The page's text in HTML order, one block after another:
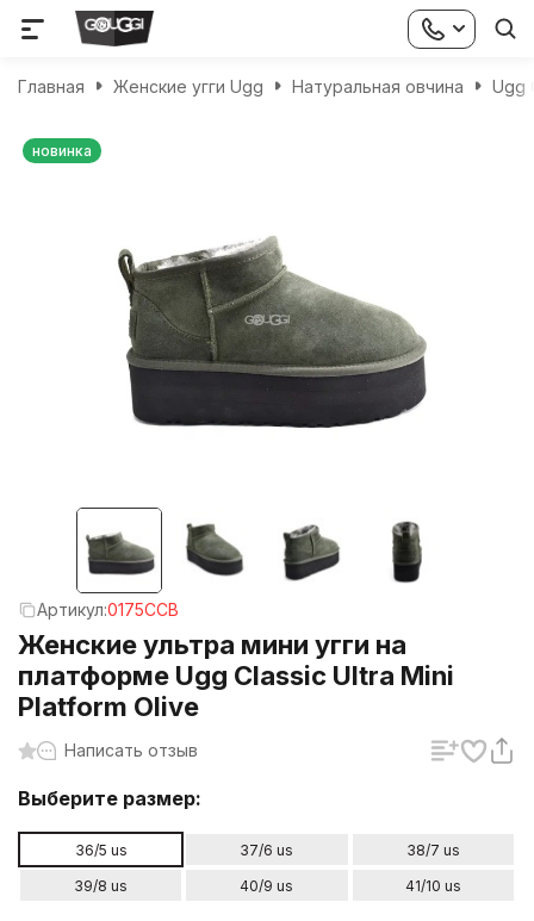
Главная Женские угги Ugg Натуральная овчина Ugg
новинка
Артикул:0175CCB
Женские ультра мини угги на
платформе Ugg Classic Ultra Mini
Platform Olive
Написать отзыв
Выберите размер:
36/5 us 37/6 us
38/7 us
39/8 us
40/9 us 41/10 us